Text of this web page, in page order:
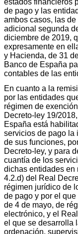
estados financieros
de pago y las
ambos casos, las
adicional segunda
diciembre de 2019,
expresamente en
y Hacienda, de 31
Banco de España
contables de las
En cuanto a la
por las entidades
régimen de
Decreto-ley 19/
España está
servicios de pago la
de sus funciones,
Decreto-ley, y para
cuantía de los
dichas entidades en
4.2.d) del Real
régimen jurídico de
de pago y por el
de 4 de mayo, de
electrónico, y el
el que se desarrolla
ordenación,